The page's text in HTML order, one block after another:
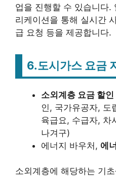
업을 진행할 수 있습니다.
리케이션을 통해 실시간
급 요청 등을 제공합니다.
6.도시가스 요금
소외계층 요금 할인
인, 국가유공자, 도
육급요, 수급자, 차
나겨구)
에너지 바우처, 에
소외계층에 해당하는 기